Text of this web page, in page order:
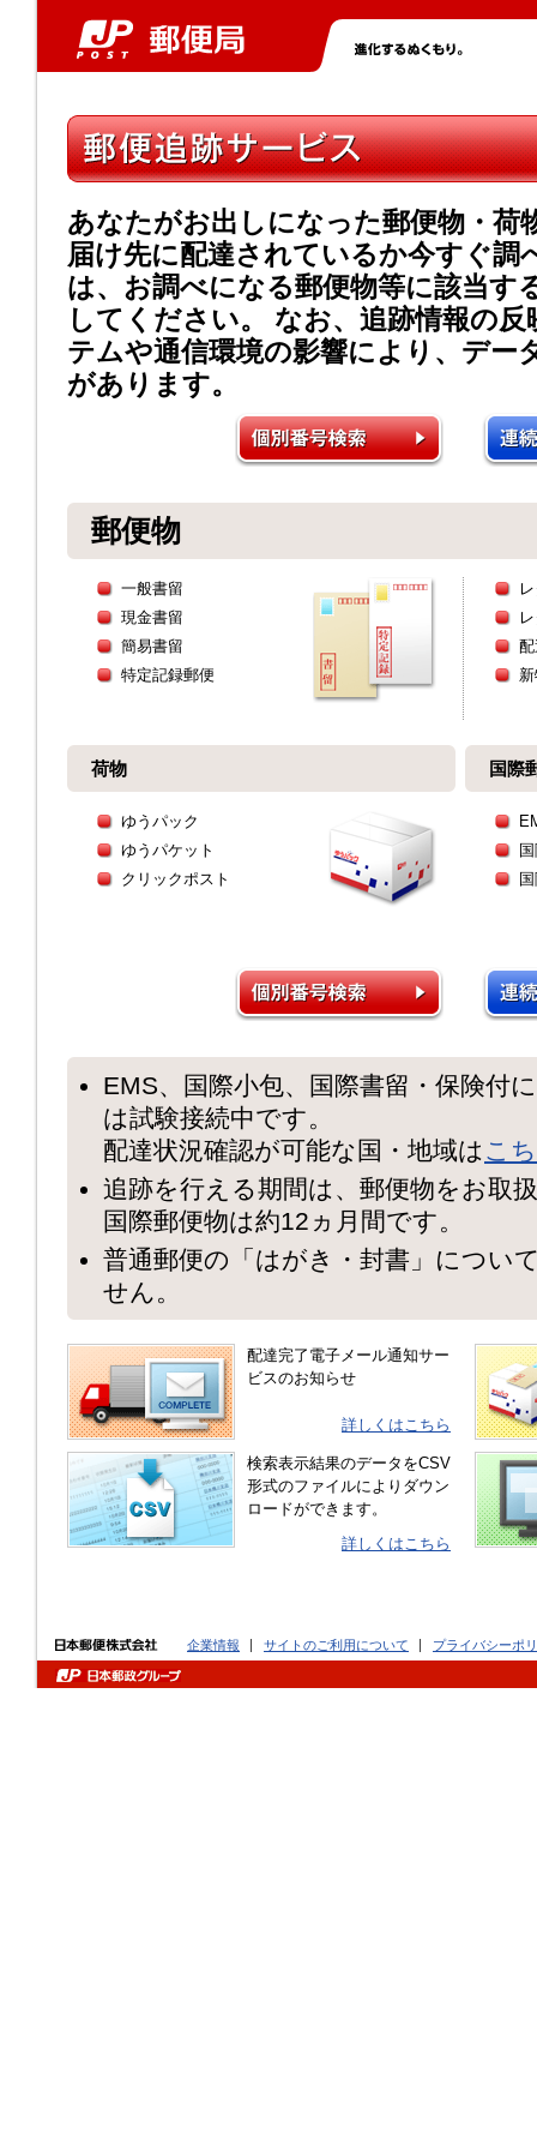
あなたがお出しになった郵便物・荷
届け先に配達されているか今すぐ調
は、お調べになる郵便物等に該当す
してください。 なお、追跡情報の
テムや通信環境の影響により、デー
があります。
郵便物
一般書留
現金書留
簡易書留
特定記録郵便
荷物
ゆうパック
ゆうパケット
クリックポスト
国際
EMS、国際小包、国際書留・保険付
は試験接続中です。
配達状況確認が可能な国・地域は こ
追跡を行える期間は、郵便物をお取
国際郵便物は約12ヵ月間です。
普通郵便の「はがき・封書」につい
せん。
配達完了電子メール通知サー
ビスのお知らせ
詳しくはこちら
検索表示結果のデータをCSV
形式のファイルによりダウン
ロードができます。
詳しくはこちら
企業情報 サイトのご利用について プライバシーポ